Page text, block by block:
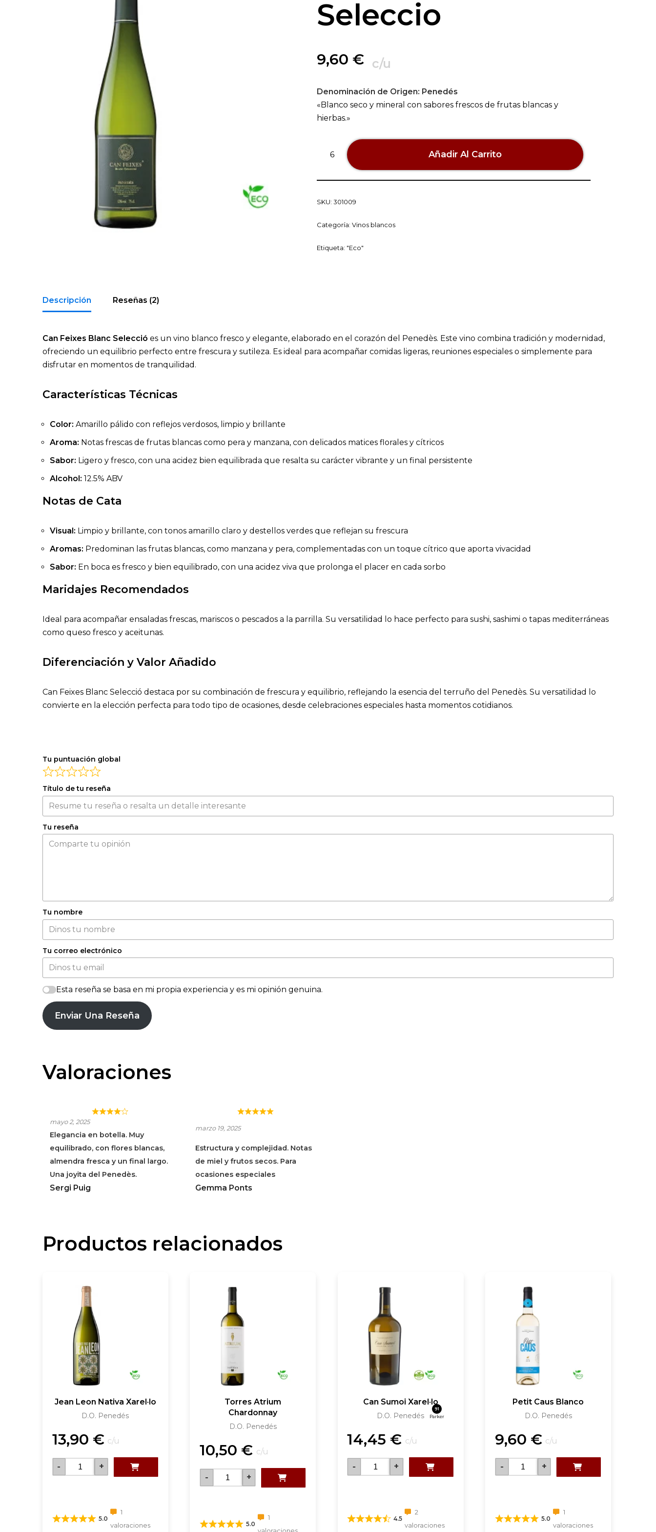
Seleccio
9,60 € c/u
Denominación de Origen: Penedés
«Blanco seco y mineral con sabores frescos de frutas blancas y
hierbas.»
Añadir Al Carrito
SKU: 301009
Categoría: Vinos blancos
Etiqueta: "Eco"
Descripción Reseñas (2)
Can Feixes Blanc Selecció es un vino blanco fresco y elegante, elaborado en el corazón del Penedès. Este vino combina tradición y modernidad,
ofreciendo un equilibrio perfecto entre frescura y sutileza. Es ideal para acompañar comidas ligeras, reuniones especiales o simplemente para
disfrutar en momentos de tranquilidad.
Características Técnicas
Color: Amarillo pálido con reflejos verdosos, limpio y brillante
Aroma: Notas frescas de frutas blancas como pera y manzana, con delicados matices florales y cítricos
Sabor: Ligero y fresco, con una acidez bien equilibrada que resalta su carácter vibrante y un final persistente
Alcohol: 12.5% ABV
Notas de Cata
Visual: Limpio y brillante, con tonos amarillo claro y destellos verdes que reflejan su frescura
Aromas: Predominan las frutas blancas, como manzana y pera, complementadas con un toque cítrico que aporta vivacidad
Sabor: En boca es fresco y bien equilibrado, con una acidez viva que prolonga el placer en cada sorbo
Maridajes Recomendados
Ideal para acompañar ensaladas frescas, mariscos o pescados a la parrilla. Su versatilidad lo hace perfecto para sushi, sashimi o tapas mediterráneas
como queso fresco y aceitunas.
Diferenciación y Valor Añadido
Can Feixes Blanc Selecció destaca por su combinación de frescura y equilibrio, reflejando la esencia del terruño del Penedès. Su versatilidad lo
convierte en la elección perfecta para todo tipo de ocasiones, desde celebraciones especiales hasta momentos cotidianos.
Tu puntuación global
Título de tu reseña
Tu reseña
Tu nombre
Tu correo electrónico
Esta reseña se basa en mi propia experiencia y es mi opinión genuina.
Enviar Una Reseña
Valoraciones
CAN FEIXES BLANC
SELECCIÓ
mayo 2, 2025
Elegancia en botella. Muy
equilibrado, con flores blancas,
almendra fresca y un final largo.
Una joyita del Penedès.
Sergi Puig
CAN FEIXES BLANC
SELECCIO
marzo 19, 2025
Estructura y complejidad. Notas
de miel y frutos secos. Para
ocasiones especiales
Gemma Ponts
Productos relacionados
Jean Leon Nativa Xarel·lo
D.O. Penedés
13,90 € c/u
- +
5.0
1
valoraciones
Torres Atrium
Chardonnay
D.O. Penedés
10,50 € c/u
- +
5.0
1
valoraciones
Can Sumoi Xarel·lo
D.O. Penedés
91
Parker
14,45 € c/u
- +
4.5
2
valoraciones
Petit Caus Blanco
D.O. Penedés
9,60 € c/u
- +
5.0
1
valoraciones